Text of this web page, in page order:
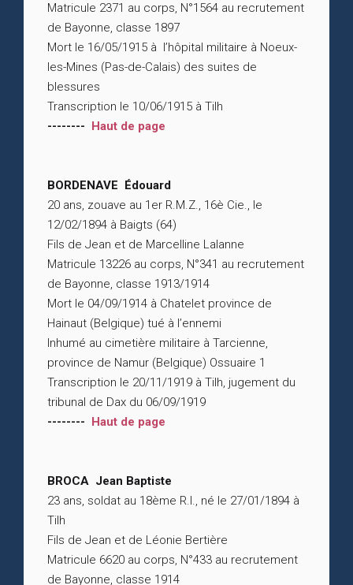
Matricule 2371 au corps, N°1564 au recrutement
de Bayonne, classe 1897
Mort le 16/05/1915 à l’hôpital militaire à Noeux-
les-Mines (Pas-de-Calais) des suites de
blessures
Transcription le 10/06/1915 à Tilh
-------- Haut de page
BORDENAVE Édouard
20 ans, zouave au 1er R.M.Z., 16è Cie., le
12/02/1894 à Baigts (64)
Fils de Jean et de Marcelline Lalanne
Matricule 13226 au corps, N°341 au recrutement
de Bayonne, classe 1913/1914
Mort le 04/09/1914 à Chatelet province de
Hainaut (Belgique) tué à l’ennemi
Inhumé au cimetière militaire à Tarcienne,
province de Namur (Belgique) Ossuaire 1
Transcription le 20/11/1919 à Tilh, jugement du
tribunal de Dax du 06/09/1919
-------- Haut de page
BROCA Jean Baptiste
23 ans, soldat au 18ème R.I., né le 27/01/1894 à
Tilh
Fils de Jean et de Léonie Bertière
Matricule 6620 au corps, N°433 au recrutement
de Bayonne, classe 1914